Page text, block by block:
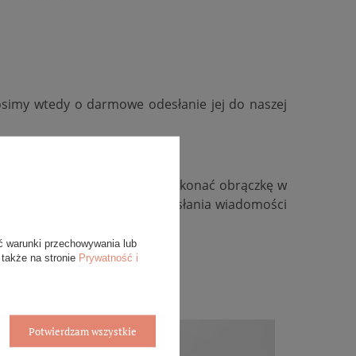
wtedy o darmowe odesłanie jej do naszej
zmienić kolor złota, wykonać obrączkę w
zachęcamy do przesłania wiadomości
warunki przechowywania lub
na stronie Prywatność i
Potwierdzam wszystkie